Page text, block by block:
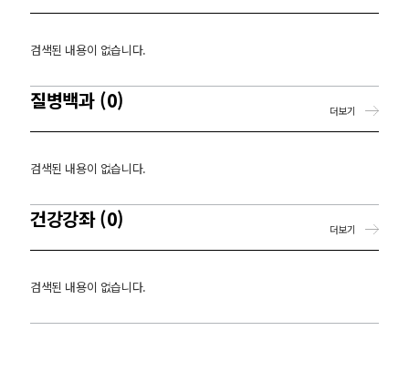
검색된 내용이 없습니다.
질병백과 (0)
검색된 내용이 없습니다.
더보기
건강강좌 (0)
검색된 내용이 없습니다.
더보기